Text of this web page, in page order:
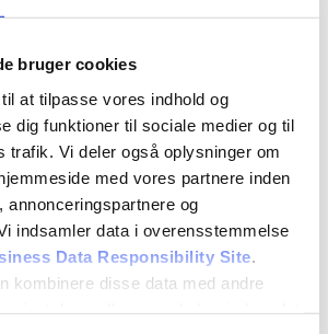
bruger cookies
at tilpasse vores indhold og
dig funktioner til sociale medier og til
trafik. Vi deler også oplysninger om
med vores partnere inden
annonceringspartnere og
indsamler data i overensstemmelse
Data Responsibility Site
kombinere disse data med andre
-21:15
35, og 36 (3 x 45 = 135 min)